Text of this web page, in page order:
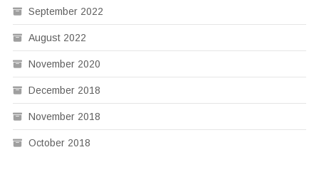
September 2022
August 2022
November 2020
December 2018
November 2018
October 2018